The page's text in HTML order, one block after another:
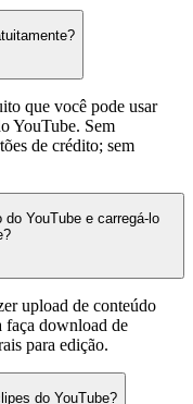
que você pode usar
YouTube. Sem
de crédito; sem
YouTube e carregá-lo
upload de conteúdo
faça download de
para edição.
do YouTube?